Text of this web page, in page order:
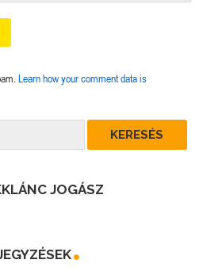
Learn how your comment data is
JOGÁSZ